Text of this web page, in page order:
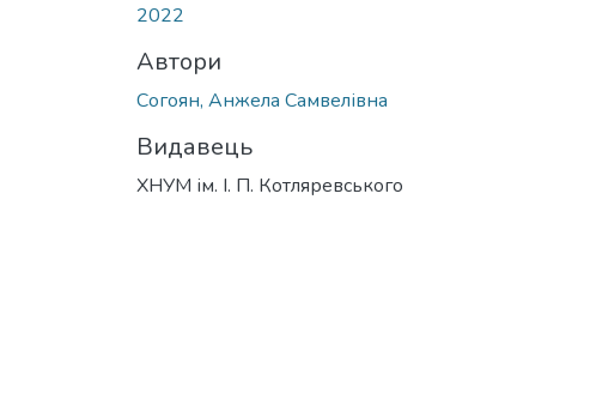
2022
Автори
Согоян, Анжела Самвелівна
Видавець
ХНУМ ім. І. П. Котляревського